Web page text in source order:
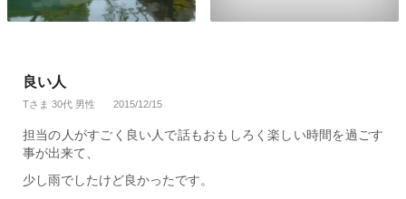
良い人
Tさま 30代 男性 2015/12/15
担当の人がすごく良い人で話もおもしろく楽しい時間を過ごす
事が出来て、
少し雨でしたけど良かったです。